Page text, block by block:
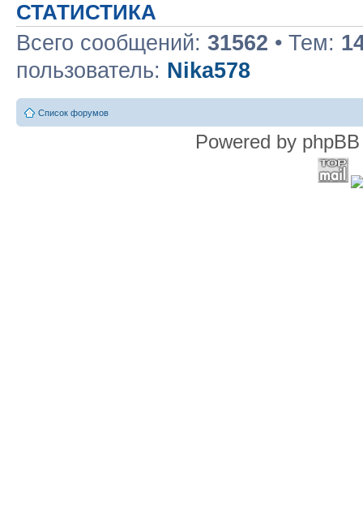
СТАТИСТИКА
Всего сообщений: 31562 • Тем:
пользователь: Nika578
Список форумов
Powered by